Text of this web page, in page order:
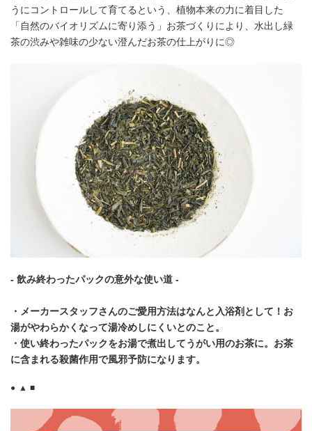
うにコントロールして育てるという、植物本来の力に着目した
「自然のバイオリズムに寄り添う」お茶づくりにより、水出し緑
茶の渋みや雑味の少ない澄んだお茶の仕上がりに◎
- 飲み終わったパックの意外な使い道 -
・メーカースタッフさんのご愛用方法はなんと入浴剤として！お
湯がやわらかくなって湯冷めしにくいとのこと。
・使い終わったパックをお湯で煮出してうがい用のお茶に。お茶
に含まれる殺菌作用で風邪予防になります。
● ▲ ■